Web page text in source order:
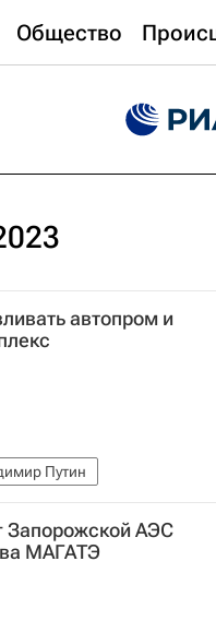
Общество
автопром и
Путин
Запорожской АЭС
МАГАТЭ